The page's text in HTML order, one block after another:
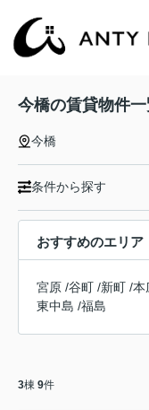
今橋の賃貸物件
今橋
条件から探す
おすすめのエリア
宮原 /谷町 /新町 /本
東中島 /福島
3棟 9件